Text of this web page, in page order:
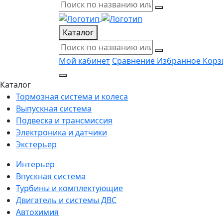
Каталог
Мой кабинет Сравнение Избранное
Каталог
Тормозная система и колеса
Выпускная система
Подвеска и трансмиссия
Электроника и датчики
Экстерьер
Интерьер
Впускная система
Турбины и комплектующие
Двигатель и системы ДВС
Автохимия